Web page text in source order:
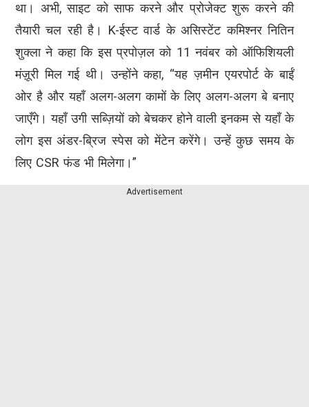
था। अभी, साइट को साफ करने और प्रोजेक्ट शुरू करने की
तैयारी चल रही है। K-ईस्ट वार्ड के असिस्टेंट कमिश्नर नितिन
शुक्ला ने कहा कि इस प्रपोज़ल को 11 नवंबर को ऑफिशियली
मंज़ूरी मिल गई थी। उन्होंने कहा, “यह ज़मीन एयरपोर्ट के बाईं
ओर है और यहाँ अलग-अलग कामों के लिए अलग-अलग बे बनाए
जाएँगे। यहाँ उगी सब्ज़ियों को बेचकर होने वाली इनकम से यहाँ के
लोग इस अंडर-ब्रिज स्पेस को मेंटेन करेंगे। उन्हें कुछ समय के
लिए CSR फंड भी मिलेगा।”
Advertisement